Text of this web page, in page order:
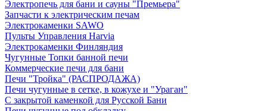
Электропечь для бани и сауны "Премьера"
Запчасти к электрическим печам
Электрокаменки SAWO
Пульты Управления Harvia
Электрокаменки Финляндия
Чугунные Топки банной печи
Коммерческие печи для бани
Печи "Тройка" (РАСПРОДАЖА)
Печи чугунные в сетке, в кожухе и "Ураган"
С закрытой каменкой для Русской Бани